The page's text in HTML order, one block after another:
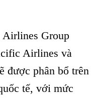
Airlines Group
Airlines và
được phân bổ trên
tế, với mức